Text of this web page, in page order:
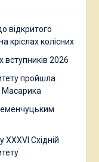
відкритого
кріслах колісних
2026
пройшла
Масарика
Східній